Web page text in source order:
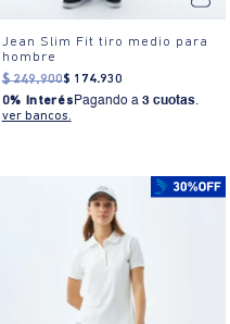
Jean Slim Fit tiro medio para
hombre
$ 249.900$ 174.930
0% Interés Pagando a 3 cuotas.
ver bancos.